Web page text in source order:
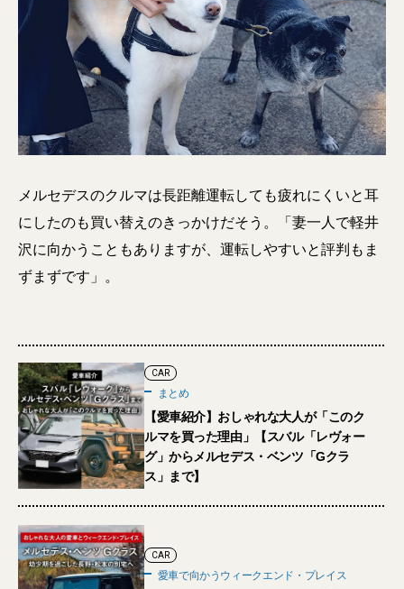
メルセデスのクルマは長距離運転しても疲れにくいと耳
にしたのも買い替えのきっかけだそう。「妻一人で軽井
沢に向かうこともありますが、運転しやすいと評判もま
ずまずです」。
CAR
まとめ
【愛車紹介】おしゃれな大人が「このク
ルマを買った理由」【スバル「レヴォー
グ」からメルセデス・ベンツ「Gクラ
ス」まで】
CAR
愛車で向かうウィークエンド・プレイス